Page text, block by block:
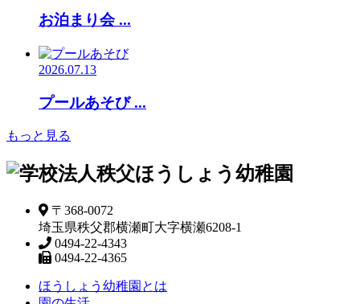
お泊まり会 ...
2026.07.13
プールあそび ...
もっと見る
〒368-0072
埼玉県秩父郡横瀬町大字横瀬6208-1
0494-22-4343
0494-22-4365
ほうしょう幼稚園とは